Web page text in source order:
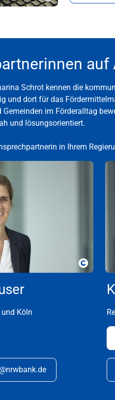
Copyright
auf
Schrot kennen die
und dort für das
im Förderalltag
und lösungsorientiert.
in Ihrem
Köln